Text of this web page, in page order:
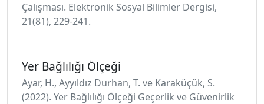
Çalışması. Elektronik Sosyal Bilimler Dergisi,
21(81), 229-241.
Yer Bağlılığı Ölçeği
Ayar, H., Ayyıldız Durhan, T. ve Karaküçük, S.
(2022). Yer Bağlılığı Ölçeği Geçerlik ve Güvenirlik